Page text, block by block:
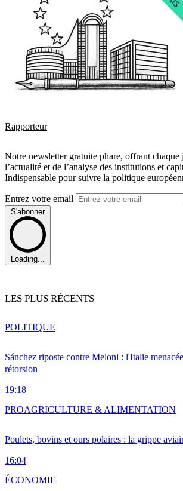
Rapporteur
Notre newsletter gratuite phare, offrant chaque
l’actualité et de l’analyse des institutions et
Indispensable pour suivre la politique
Entrez votre email
S'abonner
Loading...
LES PLUS RÉCENTS
Sánchez riposte contre Meloni : l'Italie
rétorsion
19:18
POLITIQUE
Poulets, bovins et ours polaires : la grippe
16:04
PROAGRICULTURE & ALIMENTATION
ÉCONOMIE